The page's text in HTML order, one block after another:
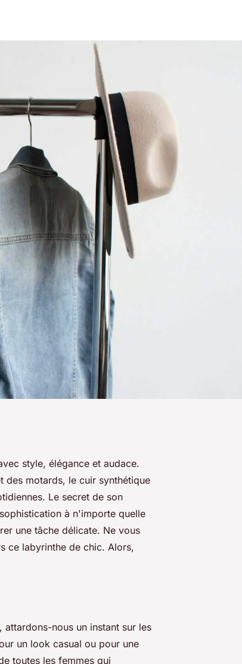
style, élégance et audace.
des motards, le cuir synthétique
Le secret de son
à n'importe quelle
une tâche délicate. Ne vous
ce labyrinthe de chic. Alors,
nous un instant sur les
un look casual ou pour une
toutes les femmes qui